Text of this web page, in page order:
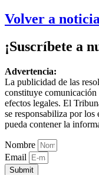
Volver a
¡Suscríbete a
Advertencia:
La publicidad de las
constituye
efectos legales. El
se responsabiliza por los
pueda contener la
Nombre
Email
Submit